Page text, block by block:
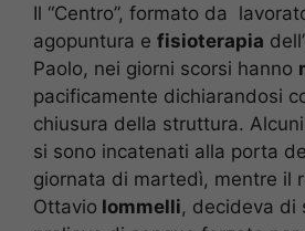
Il “Centro”, formato da
agopuntura e fisioterapia
Paolo, nei giorni scorsi hanno
pacificamente dichiarandosi
chiusura della struttura.
si sono incatenati alla porta
giornata di martedì, mentre il
Ottavio Iommelli, decideva di